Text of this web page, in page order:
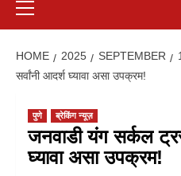
HOME 2025 SEPTEMBER
सर्वांनी आदर्श घ्यावा असा उपक्रम!
पुणे ब्रेकिंग न्यूज़
जनवाडी यंग सर्कल
घ्यावा असा उपक्रम!